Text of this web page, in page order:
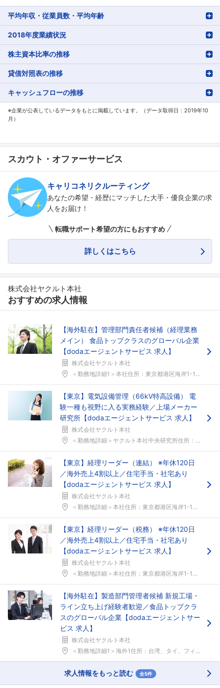
平均年収・従業員数・平均年齢
2018年度業績状況
株主資本比率の推移
貸借対照表の推移
キャッシュフローの推移
※企業が公表しているデータをもとに掲載しています。（データ取得日：2019年10
月）
スカウト・オファーサービス
キャリコネリクルーティング
あなたの希望・経歴にマッチした大手・優良企業の求
人をお届け！
転職サポート希望の方にもおすすめ
詳しくはこちら
株式会社ヤクルト本社
おすすめの求人情報
【海外駐在】管理部門責任者候補（経理業務
メイン） 食品トップクラスのグローバル企業
【dodaエージェントサービス 求人】
株式会社ヤクルト本社
＜勤務地詳細1＞本社住所：東京都港区海岸1-10-...
【東京】電気設備管理（66kV特高設備） 電
験一種も視野に入る実務経験／上場メーカー
研究所【dodaエージェントサービス 求人】
株式会社ヤクルト本社
＜勤務地詳細＞ヤクルト本社中央研究所住所：東京都国...
【東京】経理リーダー（連結） ※年休120日
／海外売上4割以上／住宅手当・社宅あり
【dodaエージェントサービス 求人】
株式会社ヤクルト本社
＜勤務地詳細＞本社住所：東京都港区海岸1-10-3...
【東京】経理リーダー（税務） ※年休120日
／海外売上4割以上／住宅手当・社宅あり
【dodaエージェントサービス 求人】
株式会社ヤクルト本社
＜勤務地詳細＞本社住所：東京都港区海岸1-10-3...
【海外駐在】製造部門管理者候補 新規工場・
ライン立ち上げ経験者歓迎／食品トップクラ
スのグローバル企業【dodaエージェントサー
ビス 求人】
株式会社ヤクルト本社
＜勤務地詳細1＞海外1住所：台湾、タイ、フィリピン...
求人情報をもっと読む 全5件